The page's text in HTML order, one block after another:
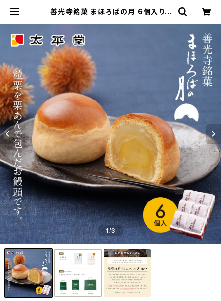
善光寺銘菓 まほろばの月 6個入り |
1/3